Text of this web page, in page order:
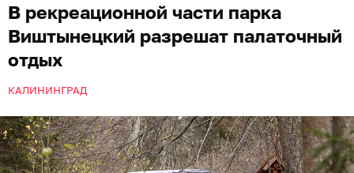
В рекреационной части парка
Виштынецкий разрешат палаточный
отдых
КАЛИНИНГРАД